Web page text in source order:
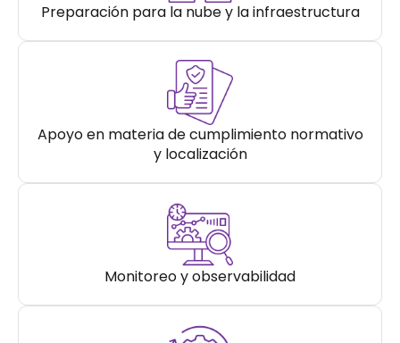
Preparación para la nube y la infraestructura
Apoyo en materia de cumplimiento normativo
y localización
Monitoreo y observabilidad